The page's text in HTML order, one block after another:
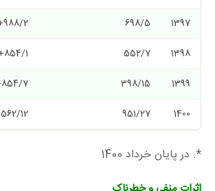
1397
698/5
988/2+
1398
552/7
854/1+
1399
398/15
854/7+
1400
951/27
562/12+
*. در پایان خرداد 1400